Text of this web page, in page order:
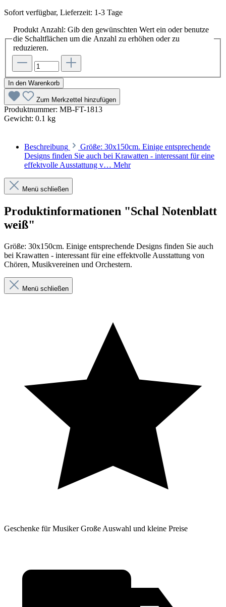
Sofort verfügbar, Lieferzeit: 1-3 Tage
Produkt Anzahl: Gib den gewünschten Wert ein oder benutze
die Schaltflächen um die Anzahl zu erhöhen oder zu
reduzieren.
In den Warenkorb
Zum Merkzettel hinzufügen
Produktnummer: MB-FT-1813
Gewicht: 0.1 kg
Beschreibung
Größe: 30x150cm. Einige entsprechende
Designs finden Sie auch bei Krawatten - interessant für eine
effektvolle Ausstattung v… Mehr
Menü schließen
Produktinformationen "Schal Notenblatt
weiß"
Größe: 30x150cm. Einige entsprechende Designs finden Sie auch
bei Krawatten - interessant für eine effektvolle Ausstattung von
Chören, Musikvereinen und Orchestern.
Menü schließen
Geschenke für Musiker Große Auswahl und kleine Preise